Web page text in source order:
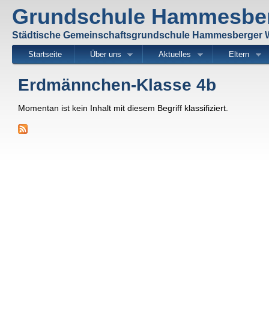
Grundschule
Städtische Gemeinschaftsgrundschule Hammesberger
Startseite Über uns Aktuelles Eltern
Erdmännchen-Klasse 4b
Momentan ist kein Inhalt mit diesem Begriff klassifiziert.